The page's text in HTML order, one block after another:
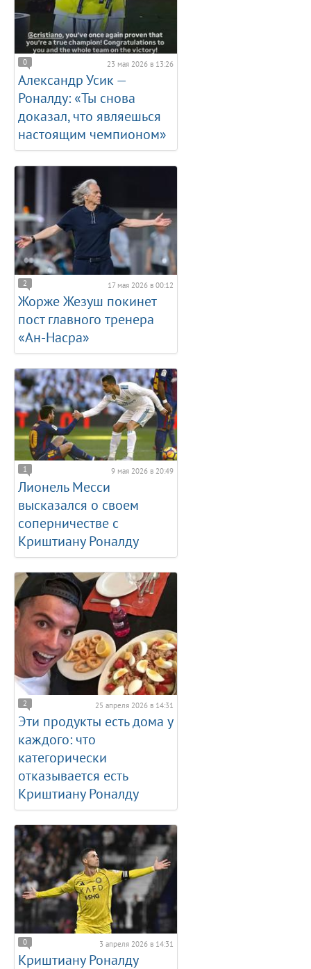
0 23 мая 2026 в 13:26
Александр Усик —
Роналду: «Ты снова
доказал, что являешься
настоящим чемпионом»
2 17 мая 2026 в 00:12
Жорже Жезуш покинет
пост главного тренера
«Ан-Насра»
1 9 мая 2026 в 20:49
Лионель Месси
высказался о своем
соперничестве с
Криштиану Роналду
2 25 апреля 2026 в 14:31
Эти продукты есть дома у
каждого: что
категорически
отказывается есть
Криштиану Роналду
0 3 апреля 2026 в 14:31
Криштиану Роналду